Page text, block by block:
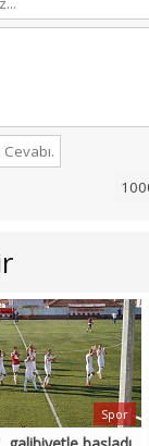
Spor